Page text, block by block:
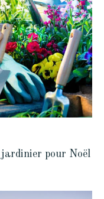
jardinier pour Noël